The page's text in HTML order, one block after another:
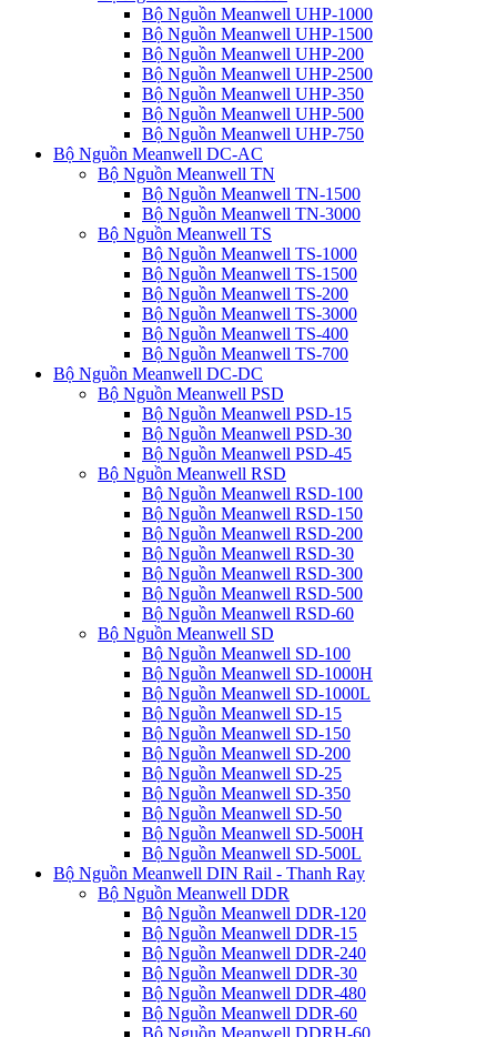
Bộ Nguồn Meanwell UHP-1000
Bộ Nguồn Meanwell UHP-1500
Bộ Nguồn Meanwell UHP-200
Bộ Nguồn Meanwell UHP-2500
Bộ Nguồn Meanwell UHP-350
Bộ Nguồn Meanwell UHP-500
Bộ Nguồn Meanwell UHP-750
Bộ Nguồn Meanwell DC-AC
Bộ Nguồn Meanwell TN
Bộ Nguồn Meanwell TN-1500
Bộ Nguồn Meanwell TN-3000
Bộ Nguồn Meanwell TS
Bộ Nguồn Meanwell TS-1000
Bộ Nguồn Meanwell TS-1500
Bộ Nguồn Meanwell TS-200
Bộ Nguồn Meanwell TS-3000
Bộ Nguồn Meanwell TS-400
Bộ Nguồn Meanwell TS-700
Bộ Nguồn Meanwell DC-DC
Bộ Nguồn Meanwell PSD
Bộ Nguồn Meanwell PSD-15
Bộ Nguồn Meanwell PSD-30
Bộ Nguồn Meanwell PSD-45
Bộ Nguồn Meanwell RSD
Bộ Nguồn Meanwell RSD-100
Bộ Nguồn Meanwell RSD-150
Bộ Nguồn Meanwell RSD-200
Bộ Nguồn Meanwell RSD-30
Bộ Nguồn Meanwell RSD-300
Bộ Nguồn Meanwell RSD-500
Bộ Nguồn Meanwell RSD-60
Bộ Nguồn Meanwell SD
Bộ Nguồn Meanwell SD-100
Bộ Nguồn Meanwell SD-1000H
Bộ Nguồn Meanwell SD-1000L
Bộ Nguồn Meanwell SD-15
Bộ Nguồn Meanwell SD-150
Bộ Nguồn Meanwell SD-200
Bộ Nguồn Meanwell SD-25
Bộ Nguồn Meanwell SD-350
Bộ Nguồn Meanwell SD-50
Bộ Nguồn Meanwell SD-500H
Bộ Nguồn Meanwell SD-500L
Bộ Nguồn Meanwell DIN Rail - Thanh Ray
Bộ Nguồn Meanwell DDR
Bộ Nguồn Meanwell DDR-120
Bộ Nguồn Meanwell DDR-15
Bộ Nguồn Meanwell DDR-240
Bộ Nguồn Meanwell DDR-30
Bộ Nguồn Meanwell DDR-480
Bộ Nguồn Meanwell DDR-60
Bộ Nguồn Meanwell DDRH-60